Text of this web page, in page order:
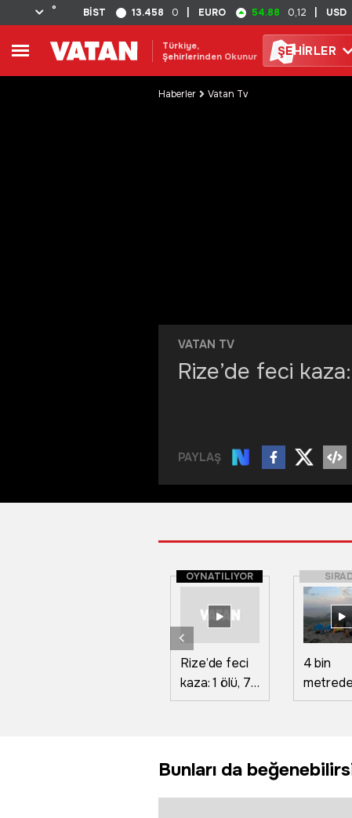
° BİST 13.458 0 EURO 54.88 0,12 USD
Türkiye,
Şehirlerinden Okunur
ŞEHİRLER
Haberler Vatan Tv
VATAN TV
Rize’de feci
PAYLAŞ
OYNATILIYOR
Rize’de feci
kaza: 1 ölü, 7
yaralı
4 bin
metrede
zirve
fethetti
Bunları da